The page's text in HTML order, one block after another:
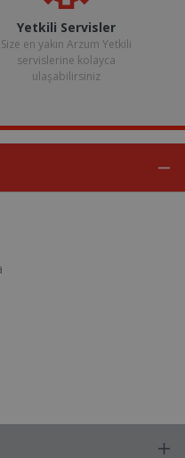
Yetkili Servisler
Size en yakın Arzum Yetkili
servislerine kolayca
ulaşabilirsiniz